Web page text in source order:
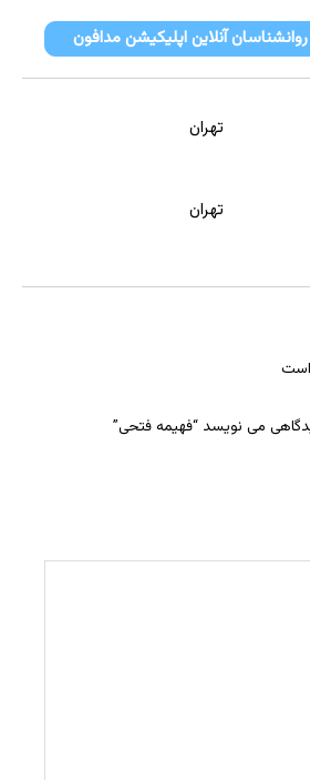
آنلاین اپلیکیشن مدافون
تهران
تهران
می نویسد “فهیمه فتحی”